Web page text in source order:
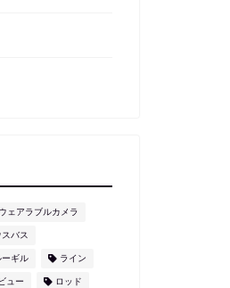
ウェアラブルカメラ
バス
ーギル ライン
ュー ロッド